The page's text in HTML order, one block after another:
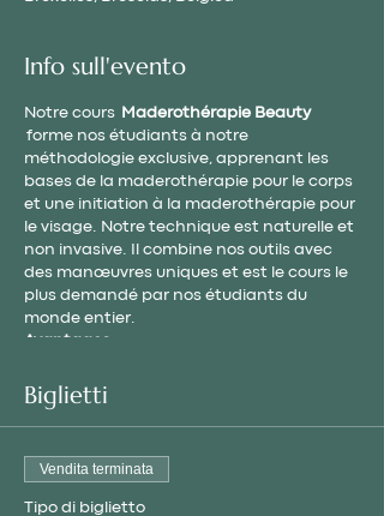
Info sull'evento
Notre cours
Maderothérapie Beauty
forme nos étudiants à notre
méthodologie exclusive, apprenant les
bases de la maderothérapie pour le corps
et une initiation à la maderothérapie pour
le visage. Notre technique est naturelle et
non invasive. Il combine nos outils avec
des manœuvres uniques et est le cours le
plus demandé par nos étudiants du
monde entier.
Avantages
Réduction du volume corporel.
Favorise la perte de poids.
Élimination de la cellulite grâce à
la mobilisation des toxines.
Activation du système circulatoire
et lymphatique.
Biglietti
Vendita terminata
Tipo di biglietto